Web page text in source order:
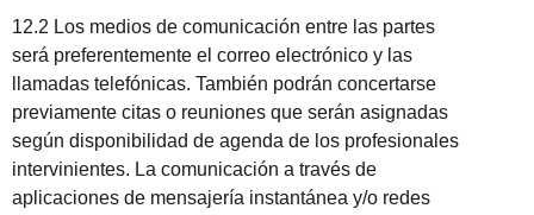
12.2 Los medios de comunicación entre las partes
será preferentemente el correo electrónico y las
llamadas telefónicas. También podrán concertarse
previamente citas o reuniones que serán asignadas
según disponibilidad de agenda de los profesionales
intervinientes. La comunicación a través de
aplicaciones de mensajería instantánea y/o redes